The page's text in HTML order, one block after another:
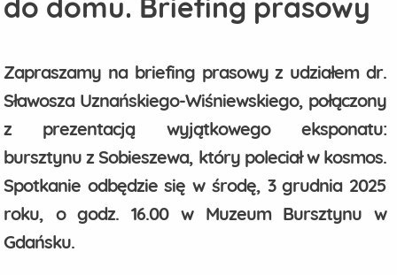
do domu. Briefing prasowy
Zapraszamy na briefing prasowy z udziałem dr.
Sławosza Uznańskiego-Wiśniewskiego, połączony
z prezentacją wyjątkowego eksponatu:
bursztynu z Sobieszewa, który poleciał w kosmos.
Spotkanie odbędzie się w środę, 3 grudnia 2025
roku, o godz. 16.00 w Muzeum Bursztynu w
Gdańsku.